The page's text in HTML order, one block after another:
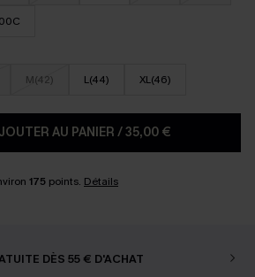
M(42) L(44) XL(46)
AU PANIER /35,00 €
175 points. Détails
DÈS 55 € D'ACHAT